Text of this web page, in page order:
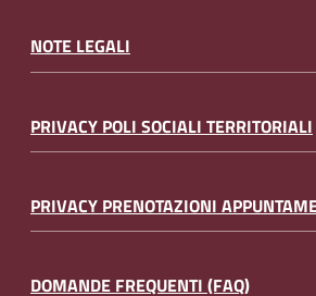
NOTE LEGALI
PRIVACY POLI SOCIALI TERRITORIALI
PRIVACY PRENOTAZIONI
DOMANDE FREQUENTI (FAQ)